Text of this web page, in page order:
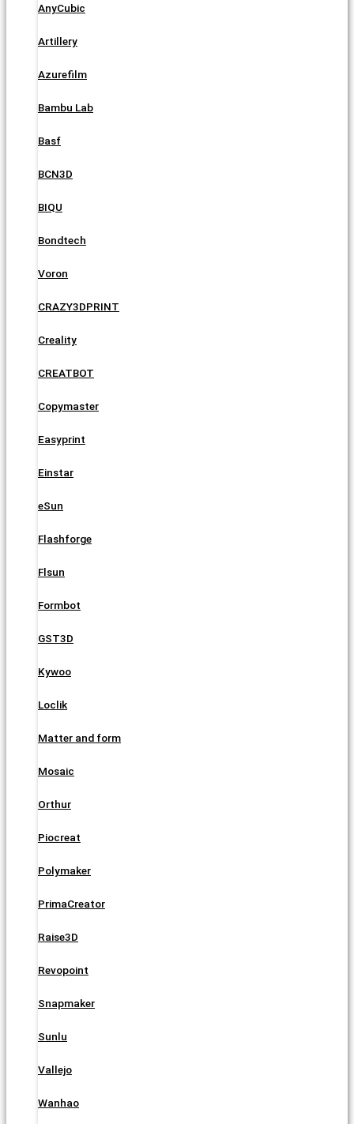
AnyCubic
Artillery
Azurefilm
Bambu Lab
Basf
BCN3D
BIQU
Bondtech
Voron
CRAZY3DPRINT
Creality
CREATBOT
Copymaster
Easyprint
Einstar
eSun
Flashforge
Flsun
Formbot
GST3D
Kywoo
Loclik
Matter and form
Mosaic
Orthur
Piocreat
Polymaker
PrimaCreator
Raise3D
Revopoint
Snapmaker
Sunlu
Vallejo
Wanhao